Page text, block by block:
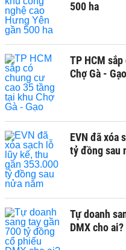
500 ha
TP HCM
Chợ Gà - Gạo
EVN đã xóa
tỷ đồng sau
Tự doanh
DMX cho ai?